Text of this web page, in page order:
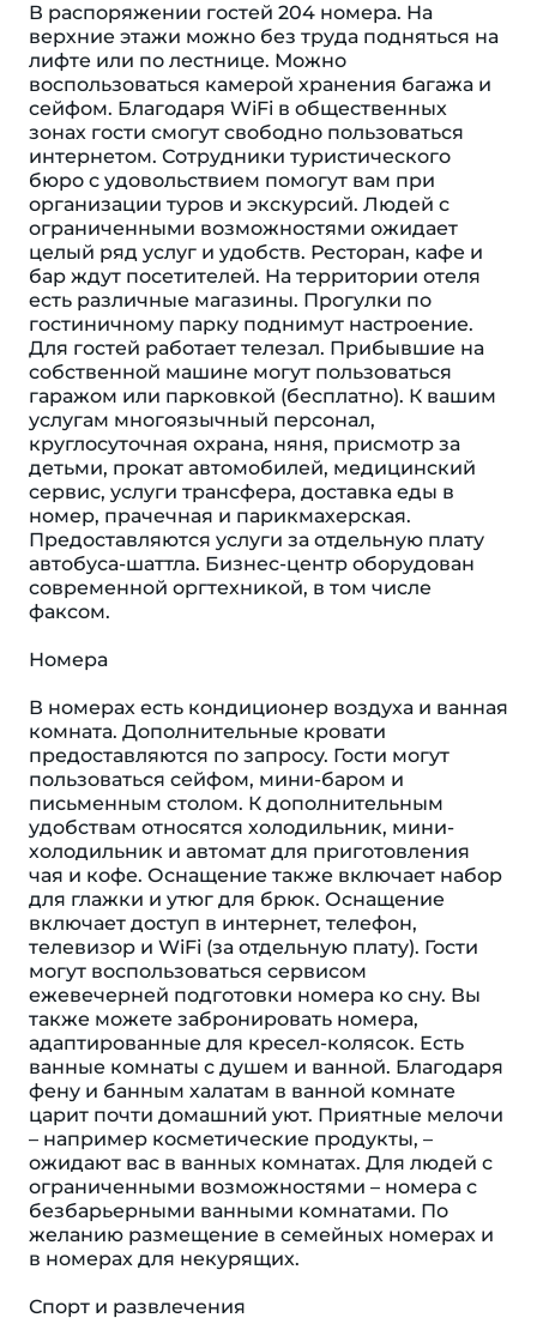
В распоряжении гостей 204 номера. На
верхние этажи можно без труда подняться на
лифте или по лестнице. Можно
воспользоваться камерой хранения багажа и
сейфом. Благодаря WiFi в общественных
зонах гости смогут свободно пользоваться
интернетом. Сотрудники туристического
бюро с удовольствием помогут вам при
организации туров и экскурсий. Людей с
ограниченными возможностями ожидает
целый ряд услуг и удобств. Ресторан, кафе и
бар ждут посетителей. На территории отеля
есть различные магазины. Прогулки по
гостиничному парку поднимут настроение.
Для гостей работает телезал. Прибывшие на
собственной машине могут пользоваться
гаражом или парковкой (бесплатно). К вашим
услугам многоязычный персонал,
круглосуточная охрана, няня, присмотр за
детьми, прокат автомобилей, медицинский
сервис, услуги трансфера, доставка еды в
номер, прачечная и парикмахерская.
Предоставляются услуги за отдельную плату
автобуса-шаттла. Бизнес-центр оборудован
современной оргтехникой, в том числе
факсом.
Номера
В номерах есть кондиционер воздуха и ванная
комната. Дополнительные кровати
предоставляются по запросу. Гости могут
пользоваться сейфом, мини-баром и
письменным столом. К дополнительным
удобствам относятся холодильник, мини-
холодильник и автомат для приготовления
чая и кофе. Оснащение также включает набор
для глажки и утюг для брюк. Оснащение
включает доступ в интернет, телефон,
телевизор и WiFi (за отдельную плату). Гости
могут воспользоваться сервисом
ежевечерней подготовки номера ко сну. Вы
также можете забронировать номера,
адаптированные для кресел-колясок. Есть
ванные комнаты с душем и ванной. Благодаря
фену и банным халатам в ванной комнате
царит почти домашний уют. Приятные мелочи
– например косметические продукты, –
ожидают вас в ванных комнатах. Для людей с
ограниченными возможностями – номера с
безбарьерными ванными комнатами. По
желанию размещение в семейных номерах и
в номерах для некурящих.
Спорт и развлечения